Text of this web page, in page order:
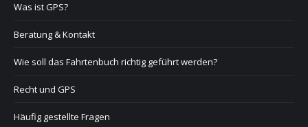
Was ist GPS?
Beratung & Kontakt
Wie soll das Fahrtenbuch richtig geführt werden?
Recht und GPS
Häufig gestellte Fragen